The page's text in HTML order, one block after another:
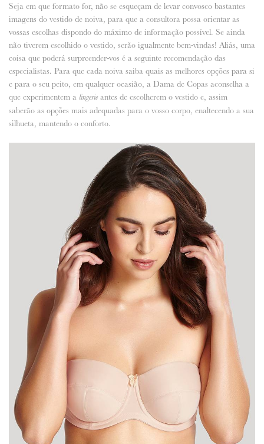
Seja em que formato for, não se esqueçam de levar convosco bastantes
imagens do vestido de noiva, para que a consultora possa orientar as
vossas escolhas dispondo do máximo de informação possível. Se ainda
não tiverem escolhido o vestido, serão igualmente bem-vindas! Aliás, uma
coisa que poderá surpreender-vos é a seguinte recomendação das
especialistas. Para que cada noiva saiba quais as melhores opções para si
e para o seu peito, em qualquer ocasião, a Dama de Copas aconselha a
que experimentem a lingerie antes de escolherem o vestido e, assim
saberão as opções mais adequadas para o vosso corpo, enaltecendo a sua
silhueta, mantendo o conforto.